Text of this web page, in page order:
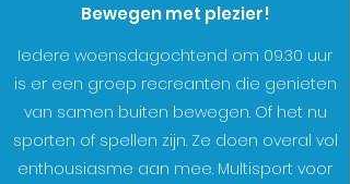
Bewegen met plezier!
Iedere woensdagochtend om 09.30 uur
is er een groep recreanten die genieten
van samen buiten bewegen. Of het nu
sporten of spellen zijn. Ze doen overal vol
enthousiasme aan mee. Multisport voor